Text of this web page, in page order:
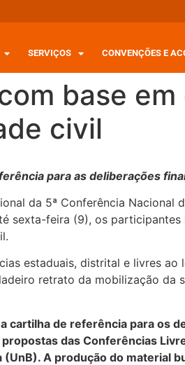
SERVIÇOS CONVENÇÕES E
base
civil
para as deliberações
da 5ª Conferência Nacional
sexta-feira (9), os
estaduais, distrital e livres ao
retrato da mobilização
de referência para os
das Conferências
A produção do material